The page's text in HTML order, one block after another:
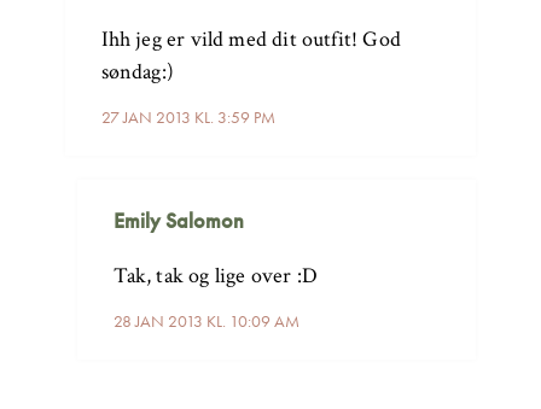
27 JAN 2013 KL. 3:59 PM
Ihh jeg er vild med dit outfit! God
søndag:)
Emily Salomon
28 JAN 2013 KL. 10:09 AM
Tak, tak og lige over :D